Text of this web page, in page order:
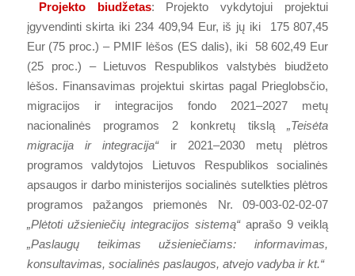
Projekto biudžetas: Projekto vykdytojui projektui
įgyvendinti skirta iki 234 409,94 Eur, iš jų iki 175 807,45
Eur (75 proc.) – PMIF lėšos (ES dalis), iki 58 602,49 Eur
(25 proc.) – Lietuvos Respublikos valstybės biudžeto
lėšos. Finansavimas projektui skirtas pagal Prieglobsčio,
migracijos ir integracijos fondo 2021–2027 metų
nacionalinės programos 2 konkretų tikslą„Teisėta
migracija ir integracija“ir 2021–2030 metų plėtros
programos valdytojos Lietuvos Respublikos socialinės
apsaugos ir darbo ministerijos socialinės sutelkties plėtros
programos pažangos priemonės Nr. 09-003-02-02-07
„Plėtoti užsieniečių integracijos sistemą“aprašo 9 veiklą
„Paslaugų teikimas užsieniečiams: informavimas,
konsultavimas, socialinės paslaugos, atvejo vadyba ir kt.“